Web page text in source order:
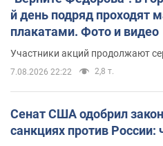
й день подряд проходят
плакатами. Фото и видео
Участники акций продолжают
7.08.2026 22:22 2,8 т.
Сенат США одобрил
санкциях против России: